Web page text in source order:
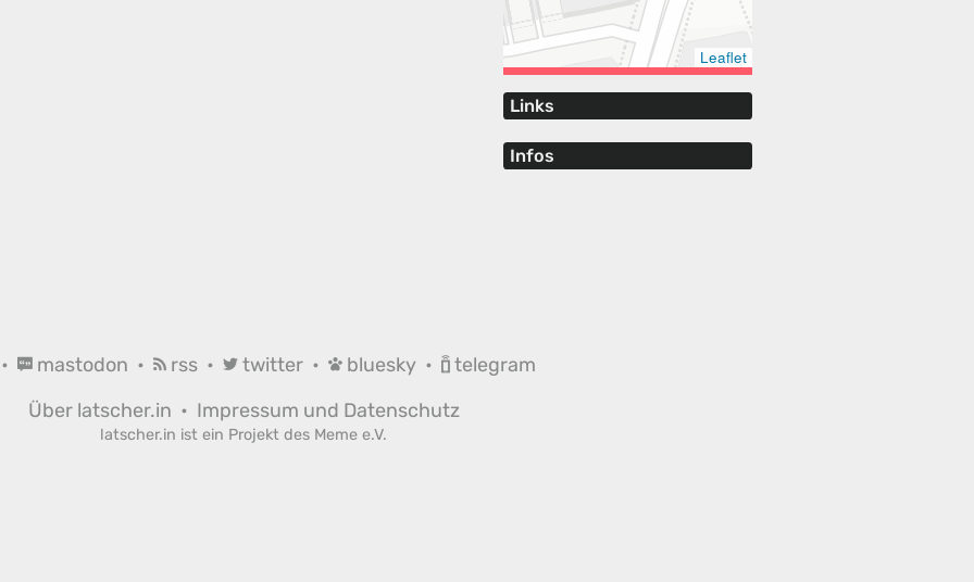
Leaflet
Links
Infos
mastodon • rss • twitter • bluesky •
telegram
Über latscher.in • Impressum und Datenschutz
latscher.in ist ein Projekt des Meme e.V.